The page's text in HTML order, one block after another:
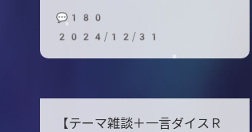
💬180
2024/12/31
【テーマ雑談＋一言ダイスＲ